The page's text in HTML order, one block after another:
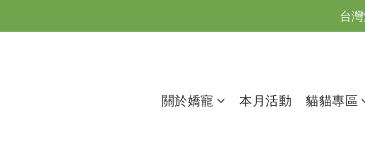
台
關於嬌寵 本月活動 貓貓專區